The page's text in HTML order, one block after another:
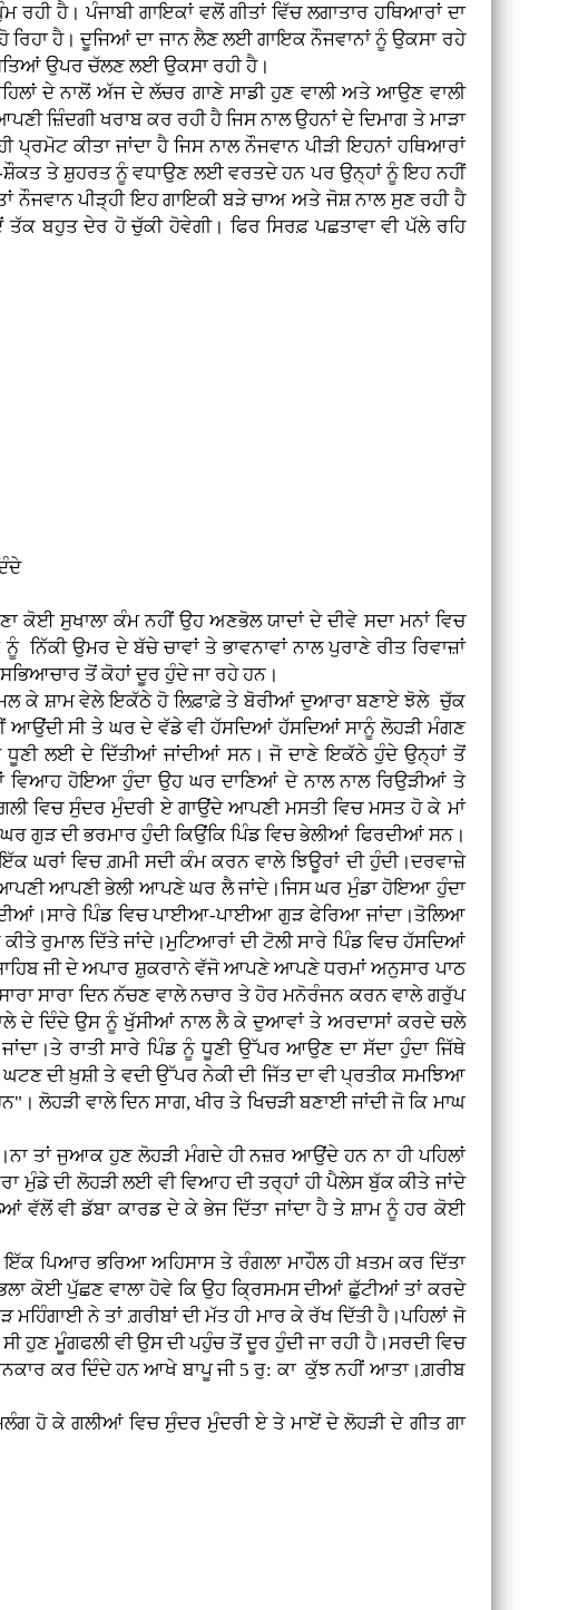
ਹੈ। ਪੰਜਾਬੀ ਗਾਇਕਾਂ ਵਲੋਂ ਗੀਤਾਂ ਵਿੱਚ ਲਗਾਤਾਰ ਹਥਿਆਰਾਂ ਦਾ
ਹੈ। ਦੂਜਿਆਂ ਦਾ ਜਾਨ ਲੈਣ ਲਈ ਗਾਇਕ ਨੌਜਵਾਨਾਂ ਨੂੰ ਉਕਸਾ ਰਹੇ
ਉਪਰ ਚੱਲਣ ਲਈ ਉਕਸਾ ਰਹੀ ਹੈ।
ਦੇ ਨਾਲੋਂ ਅੱਜ ਦੇ ਲੱਚਰ ਗਾਣੇ ਸਾਡੀ ਹੁਣ ਵਾਲੀ ਅਤੇ ਆਉਣ ਵਾਲੀ
ਜ਼ਿੰਦਗੀ ਖਰਾਬ ਕਰ ਰਹੀ ਹੈ ਜਿਸ ਨਾਲ ਉਹਨਾਂ ਦੇ ਦਿਮਾਗ ਤੇ ਮਾੜਾ
ਕੀਤਾ ਜਾਂਦਾ ਹੈ ਜਿਸ ਨਾਲ ਨੌਜਵਾਨ ਪੀੜੀ ਇਹਨਾਂ ਹਥਿਆਰਾਂ
ਸ਼ੌਕਤ ਤੇ ਸ਼ੁਹਰਤ ਨੂੰ ਵਧਾਉਣ ਲਈ ਵਰਤਦੇ ਹਨ ਪਰ ਉਨ੍ਹਾਂ ਨੂੰ ਇਹ ਨਹੀਂ
ਨੌਜਵਾਨ ਪੀੜ੍ਹੀ ਇਹ ਗਾਇਕੀ ਬੜੇ ਚਾਅ ਅਤੇ ਜੋਸ਼ ਨਾਲ ਸੁਣ ਰਹੀ ਹੈ
ਬਹੁਤ ਦੇਰ ਹੋ ਚੁੱਕੀ ਹੋਵੇਗੀ। ਫਿਰ ਸਿਰਫ਼ ਪਛਤਾਵਾ ਵੀ ਪੱਲੇ ਰਹਿ
ਕੋਈ ਸੁਖਾਲਾ ਕੰਮ ਨਹੀਂ ਉਹ ਅਣਭੋਲ ਯਾਦਾਂ ਦੇ ਦੀਵੇ ਸਦਾ ਮਨਾਂ ਵਿਚ
ਉਮਰ ਦੇ ਬੱਚੇ ਚਾਵਾਂ ਤੇ ਭਾਵਨਾਵਾਂ ਨਾਲ ਪੁਰਾਣੇ ਰੀਤ ਰਿਵਾਜ਼ਾਂ
ਤੋਂ ਕੋਹਾਂ ਦੂਰ ਹੁੰਦੇ ਜਾ ਰਹੇ ਹਨ।
ਕੇ ਸ਼ਾਮ ਵੇਲੇ ਇਕੱਠੇ ਹੋ ਲਿਫ਼ਾਫ਼ੇ ਤੇ ਬੋਰੀਆਂ ਦੁਆਰਾ ਬਣਾਏ ਝੋਲੇ ਚੁੱਕ
ਆਉਂਦੀ ਸੀ ਤੇ ਘਰ ਦੇ ਵੱਡੇ ਵੀ ਹੱਸਦਿਆਂ ਹੱਸਦਿਆਂ ਸਾਨੂੰ ਲੋਹੜੀ ਮੰਗਣ
ਧੂਣੀ ਲਈ ਦੇ ਦਿੱਤੀਆਂ ਜਾਂਦੀਆਂ ਸਨ। ਜੋ ਦਾਣੇ ਇਕੱਠੇ ਹੁੰਦੇ ਉਨ੍ਹਾਂ ਤੋਂ
ਵਿਆਹ ਹੋਇਆ ਹੁੰਦਾ ਉਹ ਘਰ ਦਾਣਿਆਂ ਦੇ ਨਾਲ ਨਾਲ ਰਿਉੜੀਆਂ ਤੇ
ਵਿਚ ਸੁੰਦਰ ਮੁੰਦਰੀ ਏ ਗਾਉਂਦੇ ਆਪਣੀ ਮਸਤੀ ਵਿਚ ਮਸਤ ਹੋ ਕੇ ਮਾਂ
ਗੁੜ ਦੀ ਭਰਮਾਰ ਹੁੰਦੀ ਕਿਉਂਕਿ ਪਿੰਡ ਵਿਚ ਭੇਲੀਆਂ ਫਿਰਦੀਆਂ ਸਨ।
ਘਰਾਂ ਵਿਚ ਗ਼ਮੀ ਸਦੀ ਕੰਮ ਕਰਨ ਵਾਲੇ ਝਿਊਰਾਂ ਦੀ ਹੁੰਦੀ।ਦਰਵਾਜ਼ੇ
ਆਪਣੀ ਭੇਲੀ ਆਪਣੇ ਘਰ ਲੈ ਜਾਂਦੇ।ਜਿਸ ਘਰ ਮੁੰਡਾ ਹੋਇਆ ਹੁੰਦਾ
ਪਿੰਡ ਵਿਚ ਪਾਈਆ-ਪਾਈਆ ਗੁੜ ਫੇਰਿਆ ਜਾਂਦਾ।ਤੋਲਿਆ
ਰੁਮਾਲ ਦਿੱਤੇ ਜਾਂਦੇ।ਮੁਟਿਆਰਾਂ ਦੀ ਟੋਲੀ ਸਾਰੇ ਪਿੰਡ ਵਿਚ ਹੱਸਦਿਆਂ
ਜੀ ਦੇ ਅਪਾਰ ਸ਼ੁਕਰਾਨੇ ਵੱਜੋ ਆਪਣੇ ਆਪਣੇ ਧਰਮਾਂ ਅਨੁਸਾਰ ਪਾਠ
ਸਾਰਾ ਦਿਨ ਨੱਚਣ ਵਾਲੇ ਨਚਾਰ ਤੇ ਹੋਰ ਮਨੋਰੰਜਨ ਕਰਨ ਵਾਲੇ ਗਰੁੱਪ
ਦੇ ਦਿੰਦੇ ਉਸ ਨੂੰ ਖੁੱਸੀਆਂ ਨਾਲ ਲੈ ਕੇ ਦੁਆਵਾਂ ਤੇ ਅਰਦਾਸਾਂ ਕਰਦੇ ਚਲੇ
ਰਾਤੀ ਸਾਰੇ ਪਿੰਡ ਨੂੰ ਧੂਣੀ ਉੱਪਰ ਆਉਣ ਦਾ ਸੱਦਾ ਹੁੰਦਾ ਜਿੱਥੇ
ਦੀ ਖ਼ੁਸ਼ੀ ਤੇ ਵਦੀ ਉੱਪਰ ਨੇਕੀ ਦੀ ਜਿੱਤ ਦਾ ਵੀ ਪ੍ਰਤੀਕ ਸਮਝਿਆ
ਲੋਹੜੀ ਵਾਲੇ ਦਿਨ ਸਾਗ, ਖੀਰ ਤੇ ਖਿਚੜੀ ਬਣਾਈ ਜਾਂਦੀ ਜੋ ਕਿ ਮਾਘ
ਤਾਂ ਜੁਆਕ ਹੁਣ ਲੋਹੜੀ ਮੰਗਦੇ ਹੀ ਨਜ਼ਰ ਆਉਂਦੇ ਹਨ ਨਾ ਹੀ ਪਹਿਲਾਂ
ਮੁੰਡੇ ਦੀ ਲੋਹੜੀ ਲਈ ਵੀ ਵਿਆਹ ਦੀ ਤਰ੍ਹਾਂ ਹੀ ਪੈਲੇਸ ਬੁੱਕ ਕੀਤੇ ਜਾਂਦੇ
ਵੀ ਡੱਬਾ ਕਾਰਡ ਦੇ ਕੇ ਭੇਜ ਦਿੱਤਾ ਜਾਂਦਾ ਹੈ ਤੇ ਸ਼ਾਮ ਨੂੰ ਹਰ ਕੋਈ
ਪਿਆਰ ਭਰਿਆ ਅਹਿਸਾਸ ਤੇ ਰੰਗਲਾ ਮਾਹੌਲ ਹੀ ਖ਼ਤਮ ਕਰ ਦਿੱਤਾ
ਭਲਾ ਕੋਈ ਪੁੱਛਣ ਵਾਲਾ ਹੋਵੇ ਕਿ ਉਹ ਕ੍ਰਿਸਮਸ ਦੀਆਂ ਛੁੱਟੀਆਂ ਤਾਂ ਕਰਦੇ
ਨੇ ਤਾਂ ਗ਼ਰੀਬਾਂ ਦੀ ਮੱਤ ਹੀ ਮਾਰ ਕੇ ਰੱਖ ਦਿੱਤੀ ਹੈ।ਪਹਿਲਾਂ ਜੋ
ਹੁਣ ਮੂੰਗਫਲੀ ਵੀ ਉਸ ਦੀ ਪਹੁੰਚ ਤੋਂ ਦੂਰ ਹੁੰਦੀ ਜਾ ਰਹੀ ਹੈ।ਸਰਦੀ ਵਿਚ
ਕਰ ਦਿੰਦੇ ਹਨ ਆਖੇ ਬਾਪੂ ਜੀ 5 ਰੁ: ਕਾ ਕੁੱਝ ਨਹੀਂ ਆਤਾ।ਗ਼ਰੀਬ
ਹੋ ਕੇ ਗਲੀਆਂ ਵਿਚ ਸੁੰਦਰ ਮੁੰਦਰੀ ਏ ਤੇ ਮਾਏਂ ਦੇ ਲੋਹੜੀ ਦੇ ਗੀਤ ਗਾ